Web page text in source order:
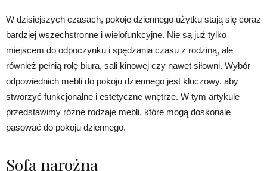
W dzisiejszych czasach, pokoje dziennego użytku stają się coraz
bardziej wszechstronne i wielofunkcyjne. Nie są już tylko
miejscem do odpoczynku i spędzania czasu z rodziną, ale
również pełnią rolę biura, sali kinowej czy nawet siłowni. Wybór
odpowiednich mebli do pokoju dziennego jest kluczowy, aby
stworzyć funkcjonalne i estetyczne wnętrze. W tym artykule
przedstawimy różne rodzaje mebli, które mogą doskonale
pasować do pokoju dziennego.
Sofa narożna